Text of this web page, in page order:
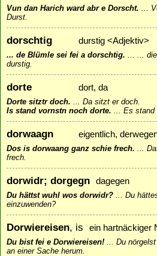
Vun dan Harich ward abr e Dorscht.
Durst.
dorschtig durstig <Adjektiv>
... de Blümle sei fei a dorschtig.
...
durstig.
dorte dort, da
Dorte sitztr doch.
Da sitzt er doch.
Is stand vornstn noch dorte.
Es stand
dorwaagn eigentlich,
Dos is dorwaang ganz schie frech.
frech.
dorwidr; dorgegn dagegen
Du hättst wuhl wos dorwidr?
Du
einzuwenden?
Dorwiereisen, is ein hartnäckiger
Du bist fei e Dorwiereisen!
Du
an einer Sache herum.